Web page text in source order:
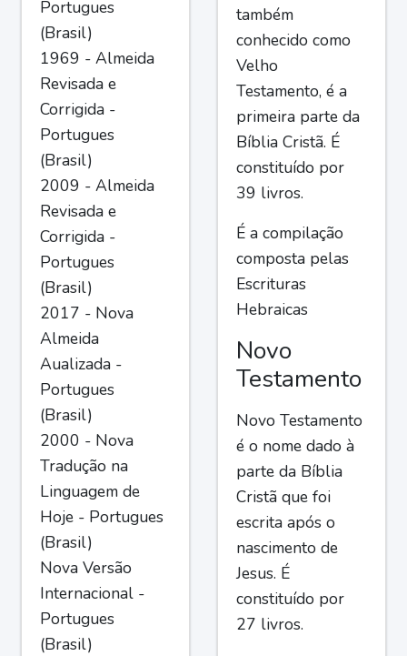
Portugues
(Brasil)
1969 - Almeida
Revisada e
Corrigida -
Portugues
(Brasil)
2009 - Almeida
Revisada e
Corrigida -
Portugues
(Brasil)
2017 - Nova
Almeida
Aualizada -
Portugues
(Brasil)
2000 - Nova
Tradução na
Linguagem de
Hoje - Portugues
(Brasil)
Nova Versão
Internacional -
Portugues
(Brasil)
também
conhecido como
Velho
Testamento, é a
primeira parte da
Bíblia Cristã. É
constituído por
39 livros.
É a compilação
composta pelas
Escrituras
Hebraicas
Novo
Testamento
Novo Testamento
é o nome dado à
parte da Bíblia
Cristã que foi
escrita após o
nascimento de
Jesus. É
constituído por
27 livros.